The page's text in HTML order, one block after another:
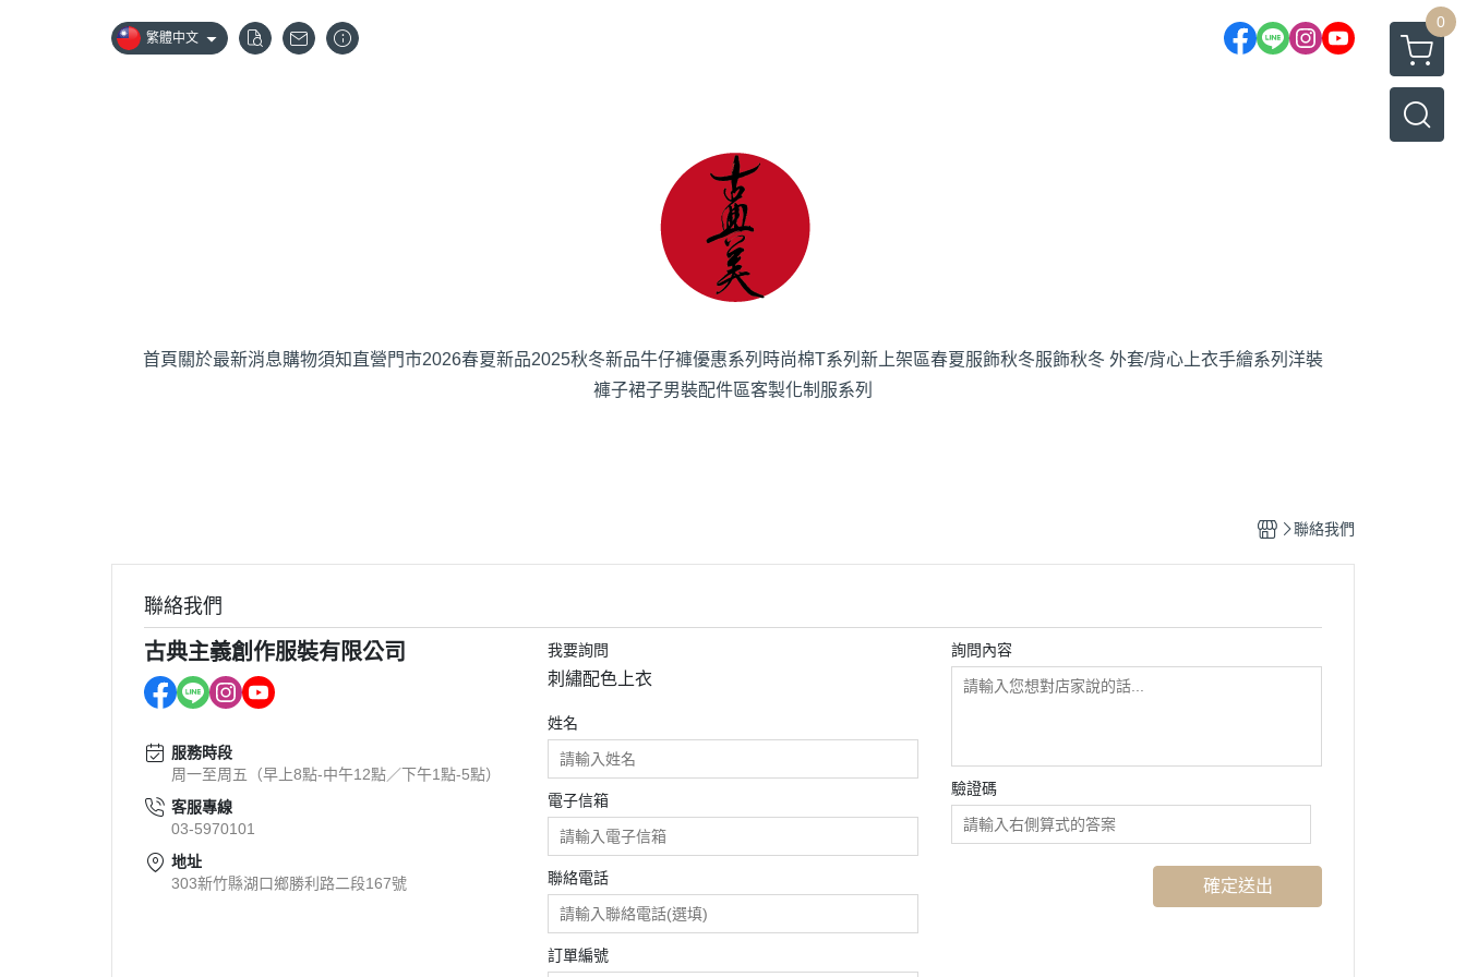
繁體中文
0
首頁 關於最新消息購物須知直營門市2026春夏新品2025秋冬新品牛仔褲優惠系列 時尚棉T系列 新上架區春夏服飾秋冬服飾秋冬 外套/背心 上衣手繪系列 洋裝
褲子裙子男裝配件區客製化制服系列
聯絡我們
聯絡我們
古典主義創作服裝有限公司
服務時段
周一至周五（早上8點-中午12點／下午1點-5點）
客服專線
03-5970101
地址
303新竹縣湖口鄉勝利路二段167號
我要詢問
刺繡配色上衣
姓名
電子信箱
聯絡電話
訂單編號
詢問內容
驗證碼
確定送出